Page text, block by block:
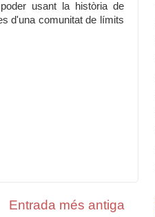
usant la història de
d'una comunitat de límits
Entrada més antiga